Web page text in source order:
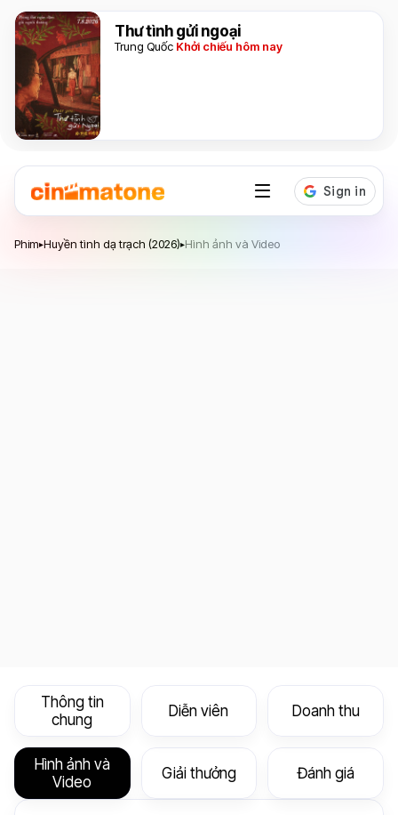
Thư tình gửi ngoại
Trung Quốc Khởi chiếu hôm nay
Phim▸Huyền tình dạ trạch (2026)▸Hình ảnh và Video
Thông tin
chung
Diễn viên Doanh thu
Hình ảnh và
Video
Giải thưởng Đánh giá